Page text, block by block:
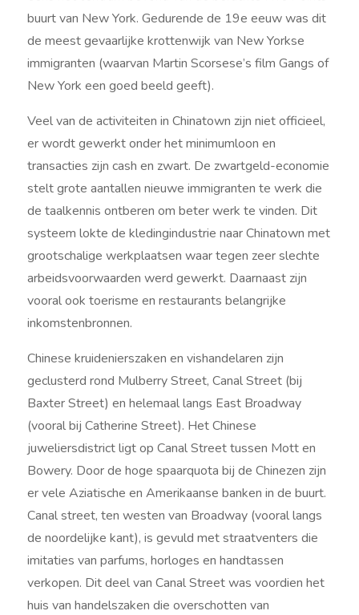
buurt van New York. Gedurende de 19e eeuw was dit
de meest gevaarlijke krottenwijk van New Yorkse
immigranten (waarvan Martin Scorsese’s film Gangs of
New York een goed beeld geeft).
Veel van de activiteiten in Chinatown zijn niet officieel,
er wordt gewerkt onder het minimumloon en
transacties zijn cash en zwart. De zwartgeld-economie
stelt grote aantallen nieuwe immigranten te werk die
de taalkennis ontberen om beter werk te vinden. Dit
systeem lokte de kledingindustrie naar Chinatown met
grootschalige werkplaatsen waar tegen zeer slechte
arbeidsvoorwaarden werd gewerkt. Daarnaast zijn
vooral ook toerisme en restaurants belangrijke
inkomstenbronnen.
Chinese kruidenierszaken en vishandelaren zijn
geclusterd rond Mulberry Street, Canal Street (bij
Baxter Street) en helemaal langs East Broadway
(vooral bij Catherine Street). Het Chinese
juweliersdistrict ligt op Canal Street tussen Mott en
Bowery. Door de hoge spaarquota bij de Chinezen zijn
er vele Aziatische en Amerikaanse banken in de buurt.
Canal street, ten westen van Broadway (vooral langs
de noordelijke kant), is gevuld met straatventers die
imitaties van parfums, horloges en handtassen
verkopen. Dit deel van Canal Street was voordien het
huis van handelszaken die overschotten van